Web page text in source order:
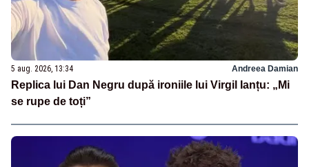
5 aug. 2026, 13:34 Andreea Damian
Replica lui Dan Negru după ironiile lui Virgil Ianțu: „Mi
se rupe de toți”